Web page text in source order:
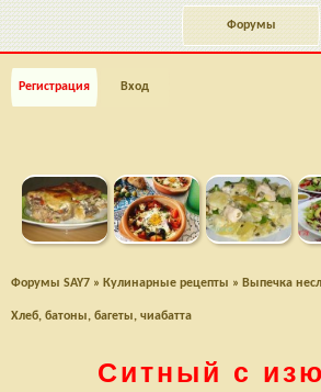
Форумы
Регистрация Вход
Форумы SAY7 » Кулинарные рецепты » Выпечка
Хлеб, батоны, багеты, чиабатта
Ситный с